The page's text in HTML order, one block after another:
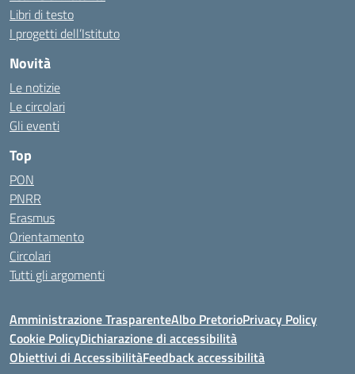
Libri di testo
I progetti dell’Istituto
Novità
Le notizie
Le circolari
Gli eventi
Top
PON
PNRR
Erasmus
Orientamento
Circolari
Tutti gli argomenti
Amministrazione TrasparenteAlbo PretorioPrivacy Policy
Cookie PolicyDichiarazione di accessibilità
Obiettivi di AccessibilitàFeedback accessibilità